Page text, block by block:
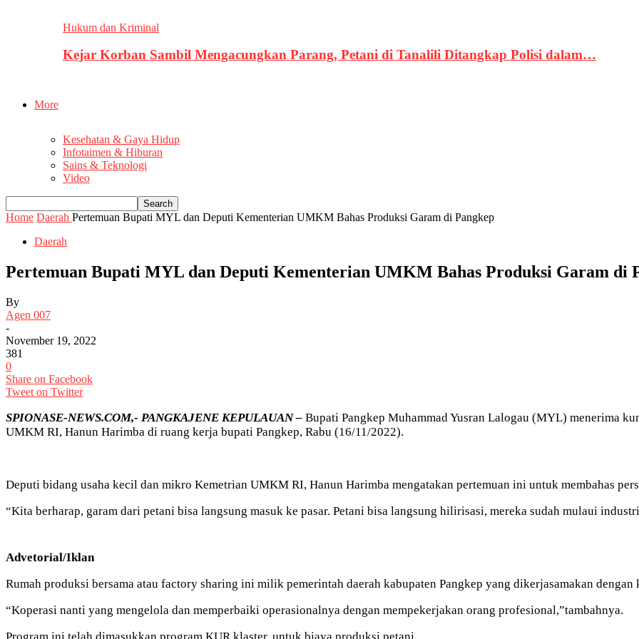
Hukum dan Kriminal
Kejar Korban Sambil Mengacungkan Parang, Petani di Tanalili Ditangkap Polisi dalam…
More
Kesehatan & Gaya Hidup
Infotaimen & Hiburan
Sains & Teknologi
Video
Home Daerah Pertemuan Bupati MYL dan Deputi Kementerian UMKM Bahas Produksi Garam di Pangkep
Daerah
Pertemuan Bupati MYL dan Deputi Kementerian UMKM Bahas Produksi Garam di
By
Agen 007
-
November 19, 2022
381
0
Share on Facebook
Tweet on Twitter
SPIONASE-NEWS.COM,- PANGKAJENE KEPULAUAN – Bupati Pangkep Muhammad Yusran Lalogau (MYL) menerima
UMKM RI, Hanun Harimba di ruang kerja bupati Pangkep, Rabu (16/11/2022).
Deputi bidang usaha kecil dan mikro Kemetrian UMKM RI, Hanun Harimba mengatakan pertemuan ini untuk membahas
“Kita berharap, garam dari petani bisa langsung masuk ke pasar. Petani bisa langsung hilirisasi, mereka sudah mulaui
Advetorial/Iklan
Rumah produksi bersama atau factory sharing ini milik pemerintah daerah kabupaten Pangkep yang dikerjasamakan dengan
“Koperasi nanti yang mengelola dan memperbaiki operasionalnya dengan mempekerjakan orang profesional,”tambahnya.